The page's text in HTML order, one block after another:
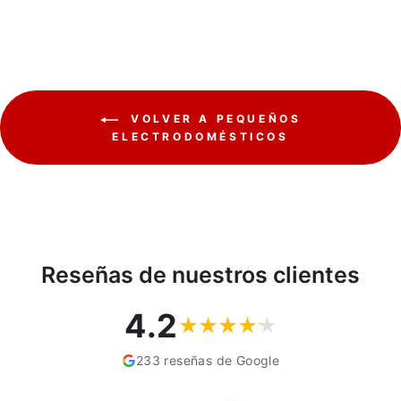
VOLVER A PEQUEÑOS
ELECTRODOMÉSTICOS
Reseñas de nuestros clientes
4.2
233 reseñas de Google